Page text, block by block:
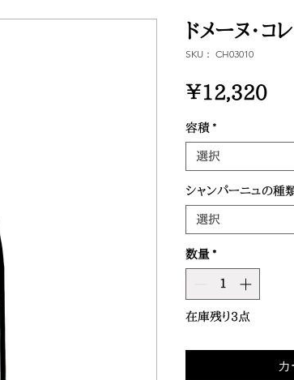
ドメーヌ・
SKU： CH03010
￥12,320価
容積 *
選択
シャンパーニュの種
選択
数量 *
在庫残り3点